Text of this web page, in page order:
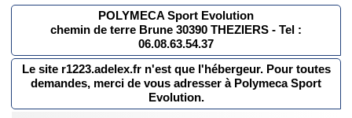
POLYMECA Sport Evolution
chemin de terre Brune 30390 THEZIERS - Tel :
06.08.63.54.37
Le site r1223.adelex.fr n'est que l'hébergeur. Pour toutes
demandes, merci de vous adresser à Polymeca Sport
Evolution.